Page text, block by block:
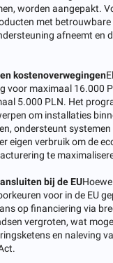
worden aangepakt.
met
afneemt en
kostenoverwegingen
voor maximaal 16.000
5.000 PLN. Het
om installaties
ondersteunt systemen
eigen verbruik om de
te
bij de EU
voor in de EU
op financiering via
vergroten, wat
en naleving